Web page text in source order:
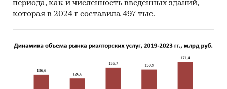
периода, как и численность введенных зданий,
которая в 2024 г составила 497 тыс.